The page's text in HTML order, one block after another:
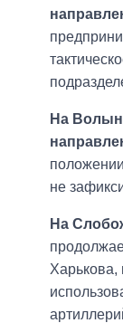
На
не
На
Харькова,